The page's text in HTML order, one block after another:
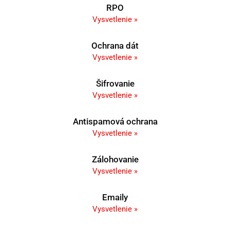
RPO
Vysvetlenie »
Ochrana dát
Vysvetlenie »
Šifrovanie
Vysvetlenie »
Antispamová ochrana
Vysvetlenie »
Zálohovanie
Vysvetlenie »
Emaily
Vysvetlenie »